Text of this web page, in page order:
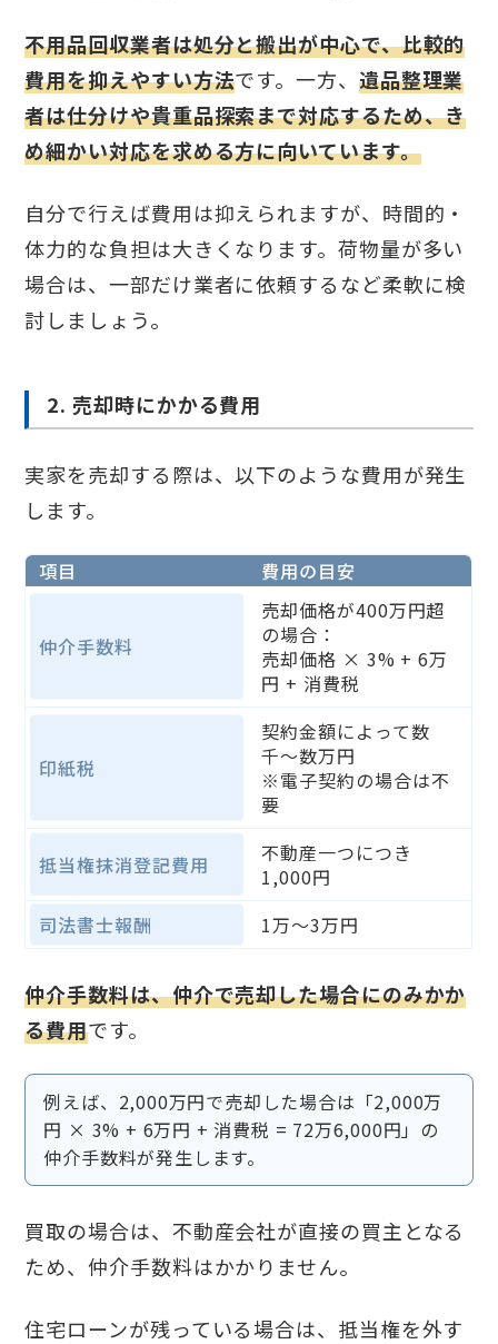
不用品回収業者は処分と搬出が中心で、比較的
費用を抑えやすい方法です。一方、 遺品整理業
者は仕分けや貴重品探索まで対応するため、き
め細かい対応を求める方に向いています。
自分で行えば費用は抑えられますが、時間的・
体力的な負担は大きくなります。荷物量が多い
場合は、一部だけ業者に依頼するなど柔軟に検
討しましょう。
2. 売却時にかかる費用
実家を売却する際は、以下のような費用が発生
します。
項目 費用の目安
仲介手数料
売却価格が400万円超
の場合：
売却価格 × 3% + 6万
円 + 消費税
印紙税
契約金額によって数
千〜数万円
※電子契約の場合は不
要
抵当権抹消登記費用
不動産一つにつき
1,000円
司法書士報酬
1万〜3万円
仲介手数料は、仲介で売却した場合にのみかか
る費用です。
例えば、2,000万円で売却した場合は「2,000万
円 × 3% + 6万円 + 消費税 = 72万6,000円」の
仲介手数料が発生します。
買取の場合は、不動産会社が直接の買主となる
ため、仲介手数料はかかりません。
住宅ローンが残っている場合は、抵当権を外す